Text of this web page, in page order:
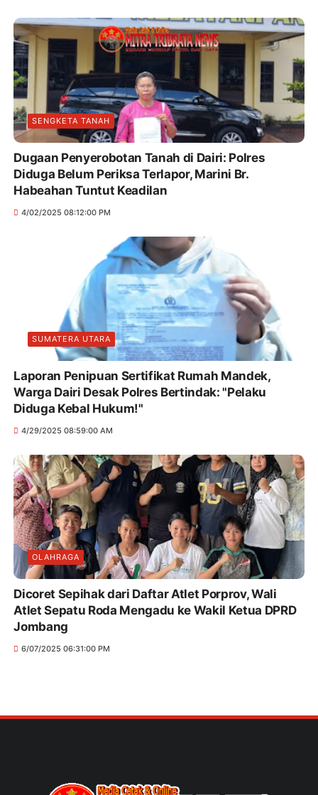
SENGKETA TANAH
Dugaan Penyerobotan Tanah di Dairi: Polres
Diduga Belum Periksa Terlapor, Marini Br.
Habeahan Tuntut Keadilan
4/02/2025 08:12:00 PM
SUMATERA UTARA
Laporan Penipuan Sertifikat Rumah Mandek,
Warga Dairi Desak Polres Bertindak: "Pelaku
Diduga Kebal Hukum!"
4/29/2025 08:59:00 AM
OLAHRAGA
Dicoret Sepihak dari Daftar Atlet Porprov, Wali
Atlet Sepatu Roda Mengadu ke Wakil Ketua DPRD
Jombang
6/07/2025 06:31:00 PM